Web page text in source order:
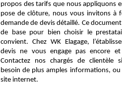
propos des tarifs que nous appliquons
pose de clôture, nous vous invitons à
demande de devis détaillé. Ce
de base pour bien choisir le
convient. Chez WK Elagage,
devis ne vous engage pas encore
Contactez nos chargés de clientèle
besoin de plus amples informations,
site internet.